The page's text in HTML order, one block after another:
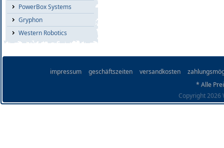
PowerBox Systems
Gryphon
Western Robotics
impressum geschäftszeiten versandkosten
* Alle
Copyright 2026